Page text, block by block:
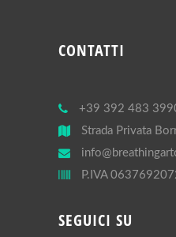
CONTATTI
+39 392 483
Strada Privata
P.IVA
SEGUICI SU